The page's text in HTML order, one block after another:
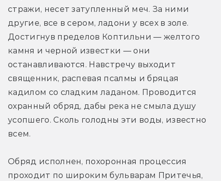
стражи, несет затупленный меч. За ними
другие, все в сером, ладони у всех в золе.
Достигнув пределов Коптильни — желтого
камня и черной известки — они
останавливаются. Навстречу выходит
священник, распевая псалмы и бряцая
кадилом со сладким ладаном. Проводится
охранный обряд, дабы река не смыла душу
усопшего. Сколь голодны эти воды, известно
всем.
Обряд исполнен, похоронная процессия
проходит по широким бульварам Притечья,